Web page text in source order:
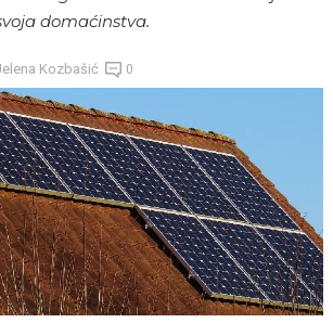
domaćinstva.
Kozbašić 0